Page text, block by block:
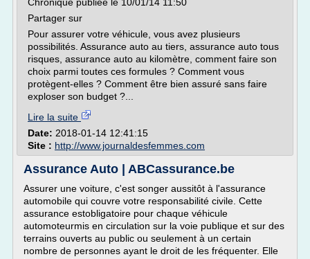
Partager sur
Pour assurer votre véhicule, vous avez plusieurs
possibilités. Assurance auto au tiers, assurance auto tous
risques, assurance auto au kilomètre, comment faire son
choix parmi toutes ces formules ? Comment vous
protègent-elles ? Comment être bien assuré sans faire
exploser son budget ?...
Lire la suite
Date: 2018-01-14 12:41:15
Site : http://www.journaldesfemmes.com
Assurance Auto | ABCassurance.be
Assurer une voiture, c'est songer aussitôt à l'assurance
automobile qui couvre votre responsabilité civile. Cette
assurance estobligatoire pour chaque véhicule
automoteurmis en circulation sur la voie publique et sur des
terrains ouverts au public ou seulement à un certain
nombre de personnes ayant le droit de les fréquenter. Elle